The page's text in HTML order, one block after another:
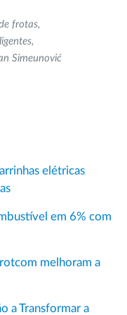
frotas
Simeunović
elétricas
em 6% com
melhoram a
a Transformar a